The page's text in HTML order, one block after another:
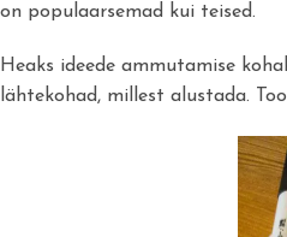
on populaarsemad kui teised.
Heaks ideede ammutamise
lähtekohad, millest alustada.